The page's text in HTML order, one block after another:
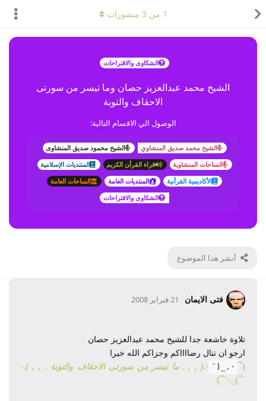
الشكاوى والاقتراحات
الشيخ محمد عبدالعزيز حصان وما تيسر من سورتى
الاحقاف والتوبة
الوصول الي الاقسام التالية:
الشيخ محمد صديق المنشاوي
الشيخ محمود صديق المنشاوى
الساحات المنشاوية
قراء القرأن الكريم
المنتديات الإسلامية
الأكاديمية القرأنية
المنتديات العامة
الساحات العامة
الشكاوى والاقتراحات
أنشر هذا الموضوع
1 من 3 منشورات
فتى الايمان 21 فبراير 2008
تلاوة خاشعة جدا للشيخ محمد عبدالعزيز حصان
ارجو ان تنال رضااااكم وجزاكم الله خيرا
(¯
·._(¯
·.( , , . ما تيسر من سورتى الاحقاف والتوبة . , , ).·
´¯)_.·´¯)